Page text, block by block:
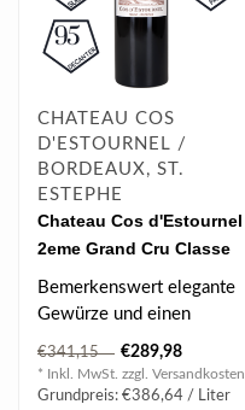
CHATEAU COS
D'ESTOURNEL /
BORDEAUX, ST.
ESTEPHE
Chateau Cos d'Estournel
2eme Grand Cru Classe
2021 0.75 l
Bemerkenswert elegante
Gewürze und einen
extrem langen und
anhaltenden Abgang.
..
€341,15 €289,98
* Inkl. MwSt. zzgl. Versandkosten
Grundpreis: €386,64 / Liter